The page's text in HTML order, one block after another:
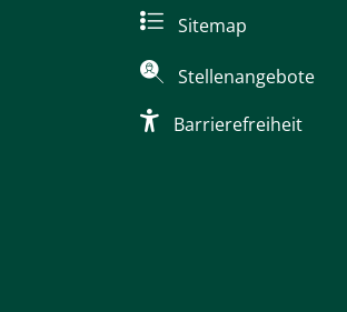
Sitemap
Stellenangebote
Barrierefreiheit